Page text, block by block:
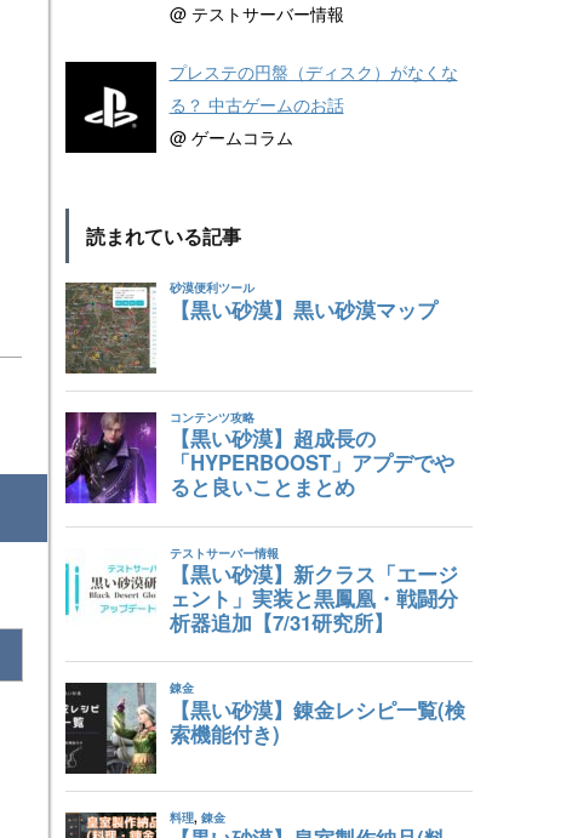
@ テストサーバー情報
プレステの円盤（ディスク）がなくな
る？ 中古ゲームのお話
@ ゲームコラム
読まれている記事